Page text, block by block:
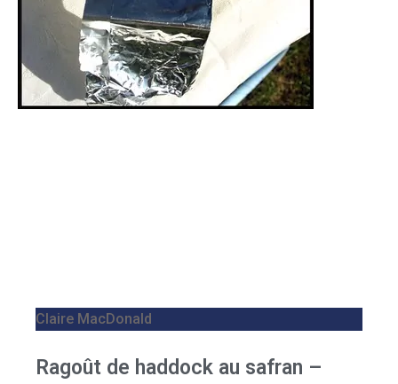
Claire MacDonald
Ragoût de haddock au safran –